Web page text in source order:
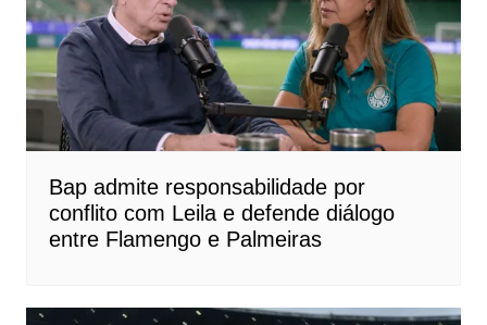
Bap admite responsabilidade por
conflito com Leila e defende diálogo
entre Flamengo e Palmeiras